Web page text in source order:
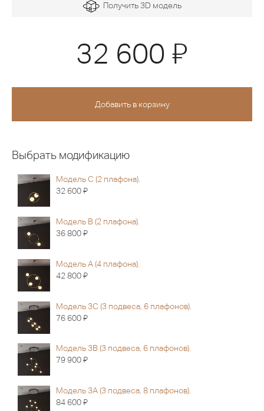
Получить 3D модель
32 600 Я
Выбрать модификацию
Модель C (2 плафона).
32 600Я
Модель В (2 плафона).
36 800Я
Модель A (4 плафона).
42 800Я
Модель 3C (3 подвеса, 6 плафонов).
76 600Я
Модель 3В (3 подвеса, 6 плафонов).
79 900Я
Модель 3A (3 подвеса, 8 плафонов).
84 600Я